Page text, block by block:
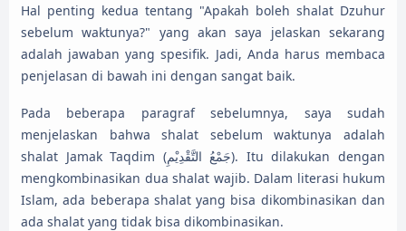
Hal penting kedua tentang "Apakah boleh shalat Dzuhur
sebelum waktunya?" yang akan saya jelaskan sekarang
adalah jawaban yang spesifik. Jadi, Anda harus membaca
penjelasan di bawah ini dengan sangat baik.
Pada beberapa paragraf sebelumnya, saya sudah
menjelaskan bahwa shalat sebelum waktunya adalah
shalat Jamak Taqdim (جَمْعُ التَّقْدِيْمِ). Itu dilakukan dengan
mengkombinasikan dua shalat wajib. Dalam literasi hukum
Islam, ada beberapa shalat yang bisa dikombinasikan dan
ada shalat yang tidak bisa dikombinasikan.